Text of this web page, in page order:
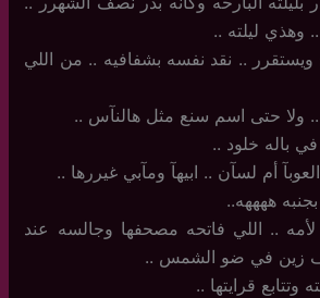
وهذي ليلته ..
ويستقرر .. نقد نفسه بشفافيه .. من اللي
.. ولا حتى اسم سنع مثل هالنآس ..
باله خلود ..
أم لسآن .. ابيهآ ومآبي غيررها ..
ههههه..
.. اللي فاتحه مصحفها وجالسه عند
زين في ضو الشمس ..
قرايتها ..